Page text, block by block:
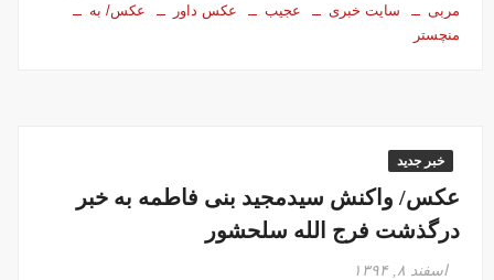
مربی
سایت خبری عجیب عکس داور
عکس/ به
منچستر
خبر جدید
عکس/ واکنش سیدمجید بنی فاطمه به خبر
درگذشت فرج الله سلحشور
اسفند ۸, ۱۳۹۴